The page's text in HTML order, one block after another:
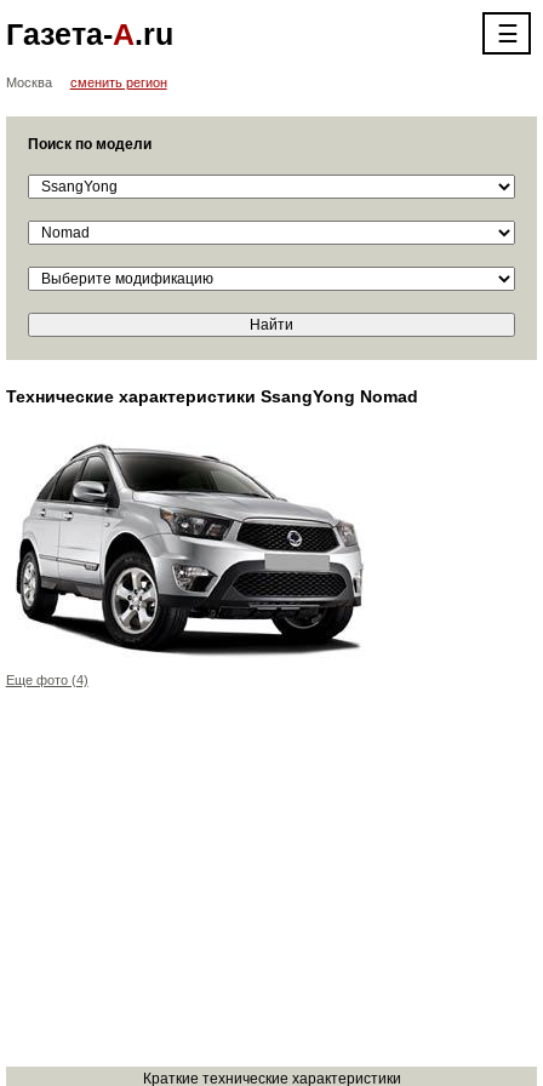
Газета-А.ru ☰
Москва сменить регион
Поиск по модели
Технические характеристики SsangYong Nomad
Еще фото (4)
Краткие технические характеристики